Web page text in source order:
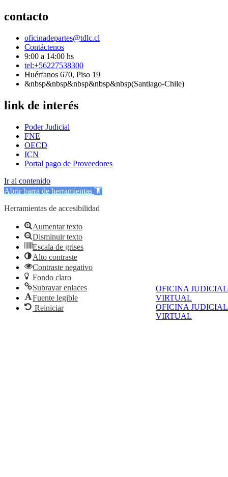
OFICINA JUDICIAL
VIRTUAL
OFICINA JUDICIAL
VIRTUAL
contacto
oficinadepartes@tdlc.cl
Contáctenos
9:00 a 14:00 hs
tel:+56227538300
Huérfanos 670, Piso 19
&nbsp&nbsp&nbsp&nbsp&nbsp(Santiago-Chile)
link de interés
Poder Judicial
FNE
OECD
ICN
Portal pago de Proveedores
Ir al contenido
Abrir barra de herramientas
Herramientas de accesibilidad
Aumentar texto
Disminuir texto
Escala de grises
Alto contraste
Contraste negativo
Fondo claro
Subrayar enlaces
Fuente legible
Reiniciar